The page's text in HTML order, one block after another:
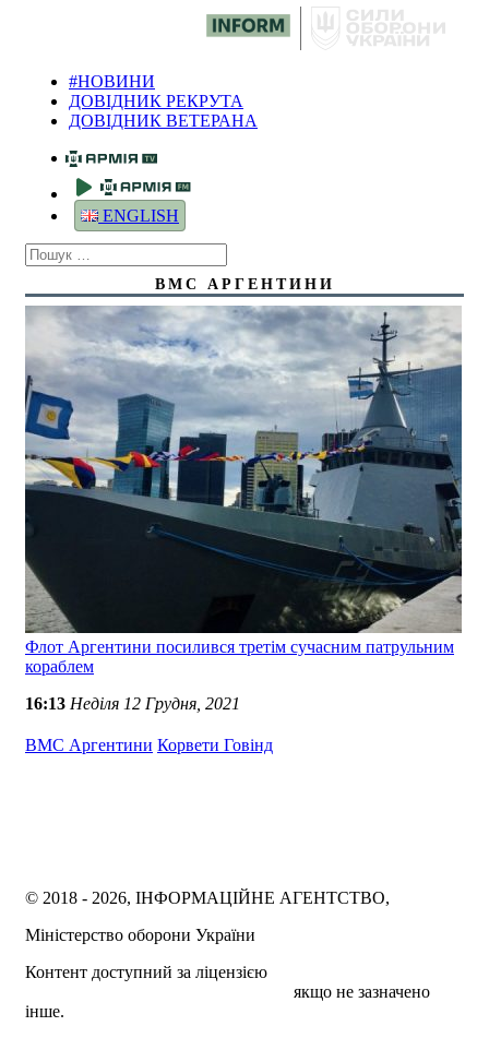
#НОВИНИ
ДОВІДНИК РЕКРУТА
ДОВІДНИК ВЕТЕРАНА
ENGLISH
ВМС АРГЕНТИНИ
Флот Аргентини посилився третім сучасним патрульним
кораблем
16:13 Неділя 12 Грудня, 2021
ВМС Аргентини Корвети Говінд
© 2018 - 2026, ІНФОРМАЦІЙНЕ АГЕНТСТВО,
Міністерство оборони України
Контент доступний за ліцензією
якщо не зазначено
інше.